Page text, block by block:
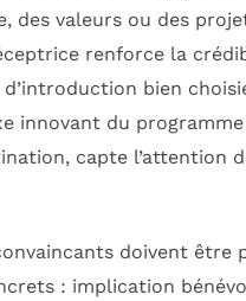
des valeurs ou des
renforce la
bien
innovant du
capte l’attention
doivent être
: implication